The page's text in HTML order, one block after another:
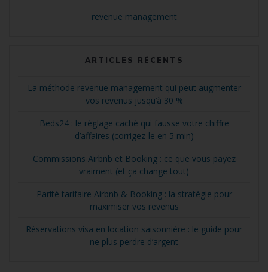
revenue management
ARTICLES RÉCENTS
La méthode revenue management qui peut augmenter
vos revenus jusqu’à 30 %
Beds24 : le réglage caché qui fausse votre chiffre
d’affaires (corrigez-le en 5 min)
Commissions Airbnb et Booking : ce que vous payez
vraiment (et ça change tout)
Parité tarifaire Airbnb & Booking : la stratégie pour
maximiser vos revenus
Réservations visa en location saisonnière : le guide pour
ne plus perdre d’argent